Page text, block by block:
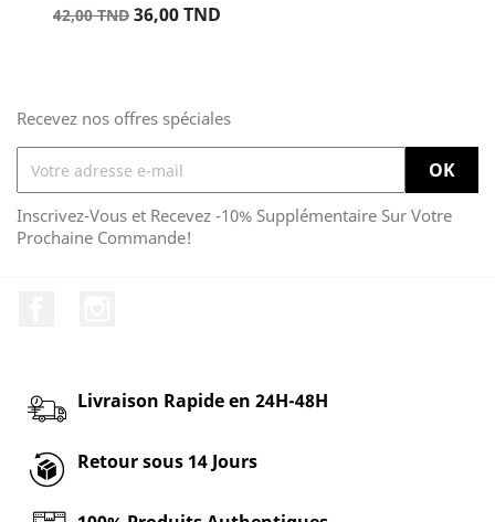
Prix
42,00 TND Prix
36,00 TND
Recevez nos offres spéciales
Inscrivez-Vous et Recevez -10% Supplémentaire Sur Votre
Prochaine Commande!
Livraison Rapide en 24H-48H
Retour sous 14 Jours